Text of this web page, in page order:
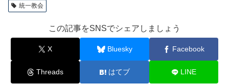
統一教会
この記事をSNSでシェアしましょう
X Bluesky Facebook
Threads はてブ LINE